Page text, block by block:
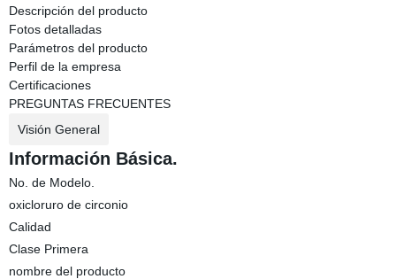
Descripción del producto
Fotos detalladas
Parámetros del producto
Perfil de la empresa
Certificaciones
PREGUNTAS FRECUENTES
Visión General
Información Básica.
No. de Modelo.
oxicloruro de circonio
Calidad
Clase Primera
nombre del producto